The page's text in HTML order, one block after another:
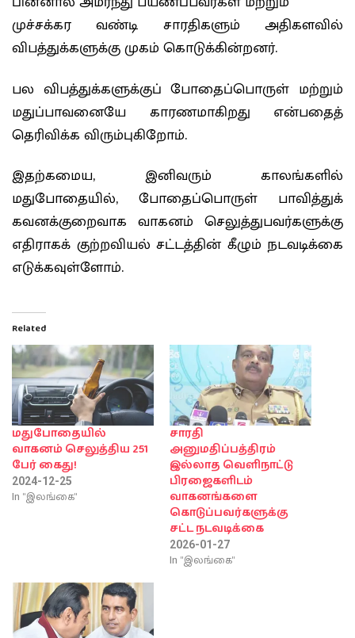
முச்சக்கர வண்டி சாரதிகளும் அதிகளவில்
விபத்துக்களுக்கு முகம் கொடுக்கின்றனர்.
பல விபத்துக்களுக்குப் போதைப்பொருள் மற்றும்
மதுப்பாவனையே காரணமாகிறது என்பதைத்
தெரிவிக்க விரும்புகிறோம்.
இதற்கமைய, இனிவரும் காலங்களில்
மதுபோதையில், போதைப்பொருள் பாவித்துக்
கவனக்குறைவாக வாகனம் செலுத்துபவர்களுக்கு
எதிராகக் குற்றவியல் சட்டத்தின் கீழும் நடவடிக்கை
எடுக்கவுள்ளோம்.
Related
மதுபோதையில்
வாகனம் செலுத்திய 251
பேர் கைது!
2024-12-25
In "இலங்கை"
சாரதி
அனுமதிப்பத்திரம்
இல்லாத வெளிநாட்டு
பிரஜைகளிடம்
வாகனங்களை
கொடுப்பவர்களுக்கு
சட்ட நடவடிக்கை
2026-01-27
In "இலங்கை"